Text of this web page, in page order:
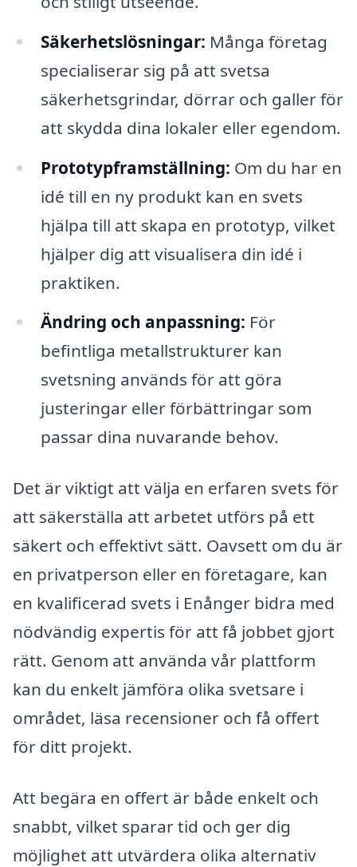
Säkerhetslösningar: Många företag
specialiserar sig på att svetsa
säkerhetsgrindar, dörrar och galler för
att skydda dina lokaler eller egendom.
Prototypframställning: Om du har en
idé till en ny produkt kan en svets
hjälpa till att skapa en prototyp, vilket
hjälper dig att visualisera din idé i
praktiken.
Ändring och anpassning: För
befintliga metallstrukturer kan
svetsning används för att göra
justeringar eller förbättringar som
passar dina nuvarande behov.
Det är viktigt att välja en erfaren svets för
att säkerställa att arbetet utförs på ett
säkert och effektivt sätt. Oavsett om du är
en privatperson eller en företagare, kan
en kvalificerad svets i Enånger bidra med
nödvändig expertis för att få jobbet gjort
rätt. Genom att använda vår plattform
kan du enkelt jämföra olika svetsare i
området, läsa recensioner och få offert
för ditt projekt.
Att begära en offert är både enkelt och
snabbt, vilket sparar tid och ger dig
möjlighet att utvärdera olika alternativ